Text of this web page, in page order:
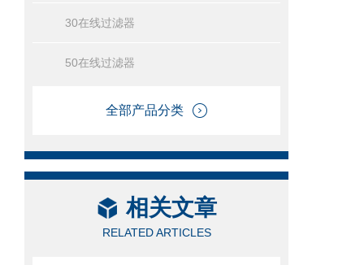
30在线过滤器
50在线过滤器
全部产品分类
相关文章
RELATED ARTICLES